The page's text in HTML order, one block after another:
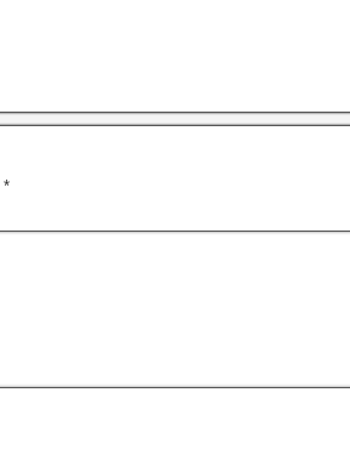
*